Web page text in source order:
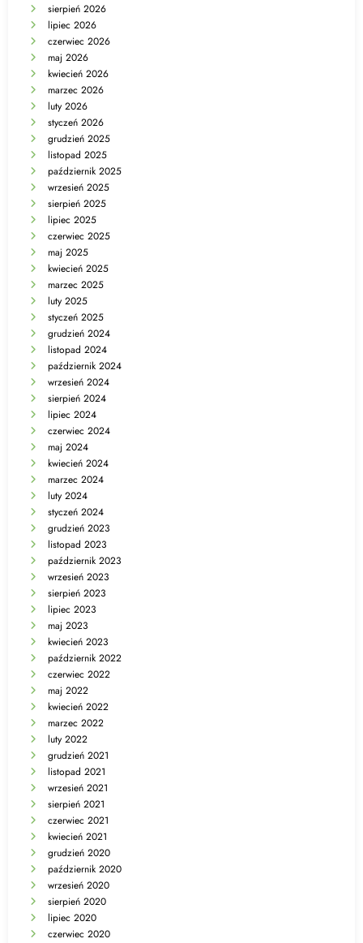
sierpień 2026
lipiec 2026
czerwiec 2026
maj 2026
kwiecień 2026
marzec 2026
luty 2026
styczeń 2026
grudzień 2025
listopad 2025
październik 2025
wrzesień 2025
sierpień 2025
lipiec 2025
czerwiec 2025
maj 2025
kwiecień 2025
marzec 2025
luty 2025
styczeń 2025
grudzień 2024
listopad 2024
październik 2024
wrzesień 2024
sierpień 2024
lipiec 2024
czerwiec 2024
maj 2024
kwiecień 2024
marzec 2024
luty 2024
styczeń 2024
grudzień 2023
listopad 2023
październik 2023
wrzesień 2023
sierpień 2023
lipiec 2023
maj 2023
kwiecień 2023
październik 2022
czerwiec 2022
maj 2022
kwiecień 2022
marzec 2022
luty 2022
grudzień 2021
listopad 2021
wrzesień 2021
sierpień 2021
czerwiec 2021
kwiecień 2021
grudzień 2020
październik 2020
wrzesień 2020
sierpień 2020
lipiec 2020
czerwiec 2020